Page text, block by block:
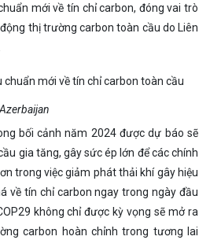
mới về tín chỉ carbon, đóng vai trò
thị trường carbon toàn cầu do Liên
bối cảnh năm 2024 được dự báo sẽ
gia tăng, gây sức ép lớn để các chính
trong việc giảm phát thải khí gây hiệu
về tín chỉ carbon ngay trong ngày đầu
không chỉ được kỳ vọng sẽ mở ra
carbon hoàn chỉnh trong tương lai